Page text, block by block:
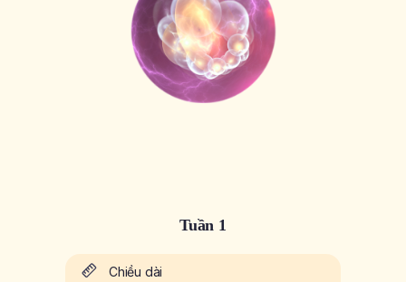
Tuần 1
Chiều dài